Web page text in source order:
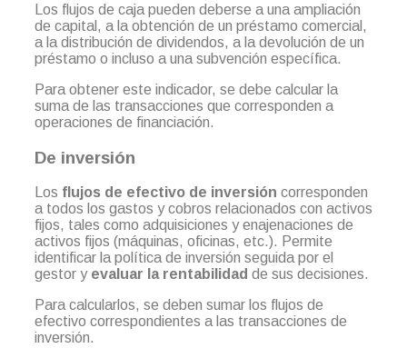
Los flujos de caja pueden deberse a una ampliación
de capital, a la obtención de un préstamo comercial,
a la distribución de dividendos, a la devolución de un
préstamo o incluso a una subvención específica.
Para obtener este indicador, se debe calcular la
suma de las transacciones que corresponden a
operaciones de financiación.
De inversión
Los flujos de efectivo de inversión corresponden
a todos los gastos y cobros relacionados con activos
fijos, tales como adquisiciones y enajenaciones de
activos fijos (máquinas, oficinas, etc.). Permite
identificar la política de inversión seguida por el
gestor y evaluar la rentabilidad de sus decisiones.
Para calcularlos, se deben sumar los flujos de
efectivo correspondientes a las transacciones de
inversión.